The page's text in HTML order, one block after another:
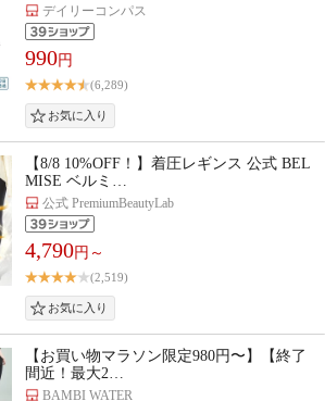
デイリーコンパス
990円
(6,289)
【8/8 10%OFF！】着圧レギンス 公式 BEL
MISE ベルミ…
公式 PremiumBeautyLab
4,790円～
(2,519)
【お買い物マラソン限定980円〜】【終了
間近！最大2…
BAMBI WATER